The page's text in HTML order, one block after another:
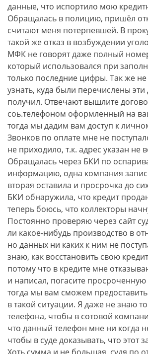
данные, что испортило мою
Обращалась в полицию, пришёл
считают меня потерпевшей. В
такой же отказ в возбуждении
МФК не говорят даже полный
который использовался при
только последние цифры. Так же
узнать, куда были перечислены эти
получил. Отвечают вышлите
соь.телефоном оформленный на
тогда мы дадим вам доступ к
Звонков по оплате мне не
не приходило, т.к. адрес указан не
Обращалась через БКИ по
информацию, одна компания
вторая оставила и просрочка до
БКИ обнаружила, что кредит
теперь боюсь, что коллекторы
Постоянно проверяю через сайт
ли какое-нибудь производство в
но данных ни каких к ним не
знаю, как восстановить свою
потому что в кредите мне
и написал, погасите
тогда мы вам сможем
в такой ситуации. Я даже не знаю
телефона, чтобы в сотовой
что данный телефон мне ни когда
чтобы в суде доказывать, что этот